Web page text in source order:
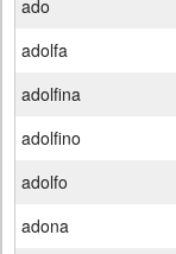
ado
adolfa
adolfina
adolfino
adolfo
adona